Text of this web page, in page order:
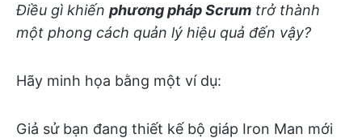
Điều gì khiến phương pháp Scrum trở thành
một phong cách quản lý hiệu quả đến vậy?
Hãy minh họa bằng một ví dụ:
Giả sử bạn đang thiết kế bộ giáp Iron Man mới